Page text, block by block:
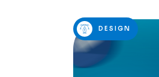
DESIGN